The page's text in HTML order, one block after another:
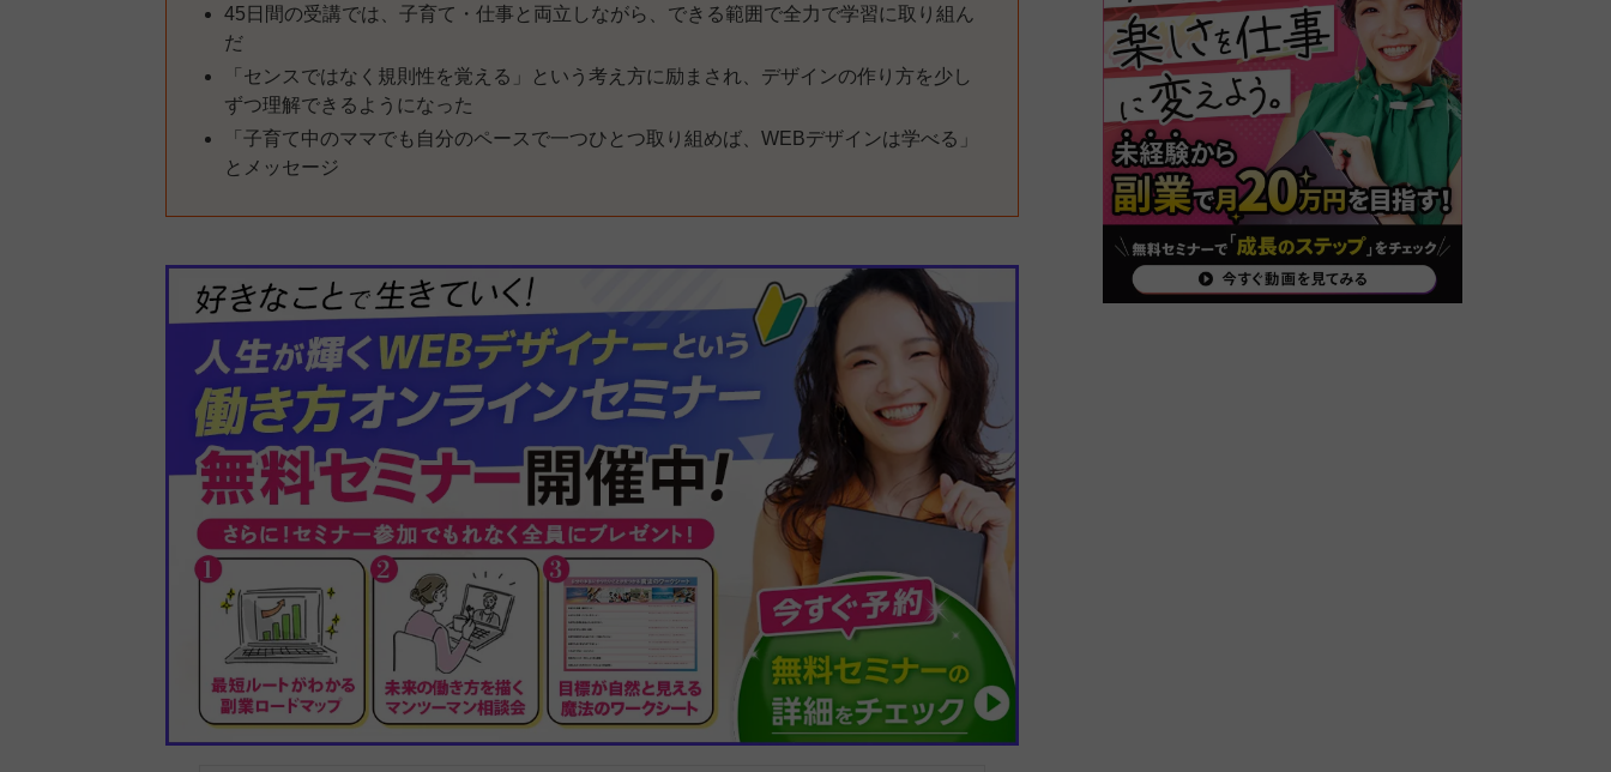
45日間の受講では、子育て・仕事と両立しながら、できる範囲で全力で学習に取り組ん
だ
「センスではなく規則性を覚える」という考え方に励まされ、デザインの作り方を少し
ずつ理解できるようになった
「子育て中のママでも自分のペースで一つひとつ取り組めば、WEBデザインは学べる」
とメッセージ